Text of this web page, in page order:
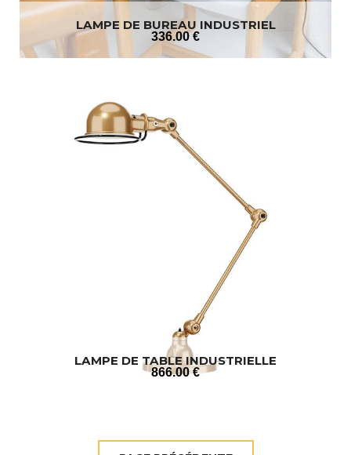
LAMPE DE BUREAU INDUSTRIEL
336.00 €
LAMPE DE TABLE INDUSTRIELLE
866.00 €